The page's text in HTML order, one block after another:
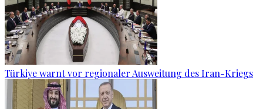
Türkiye warnt vor regionaler Ausweitung des Iran-Kriegs